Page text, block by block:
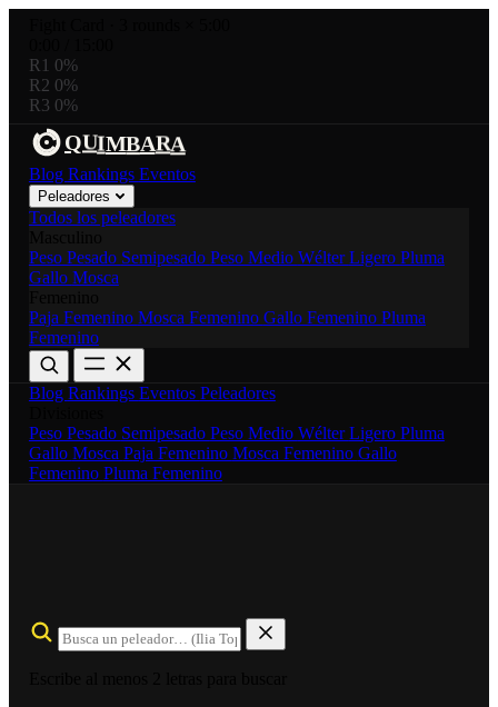
R1 0%
R2 0%
R3 0%
QUIMBARA
Blog Rankings Eventos
Peleadores
Todos los peleadores
Peso Pesado Semipesado Peso Medio WélterLigero Pluma
Gallo Mosca
Paja Femenino Mosca Femenino Gallo Femenino Pluma
Femenino
Blog Rankings Eventos Peleadores
Peso Pesado Semipesado Peso Medio WélterLigero Pluma
Gallo Mosca Paja Femenino Mosca Femenino Gallo
Femenino Pluma Femenino